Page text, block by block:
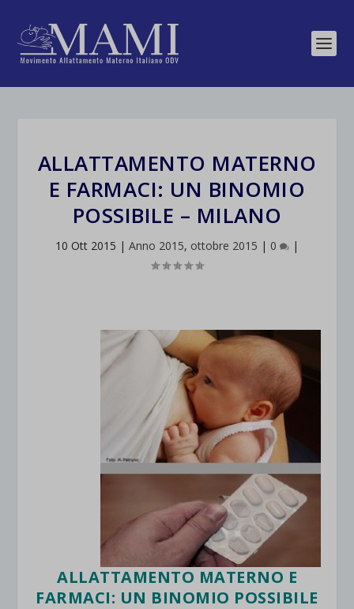
ALLATTAMENTO MATERNO
E FARMACI: UN BINOMIO
POSSIBILE – MILANO
10 Ott 2015 | Anno 2015, ottobre 2015 | 0 |
ALLATTAMENTO MATERNO E
FARMACI: UN BINOMIO POSSIBILE